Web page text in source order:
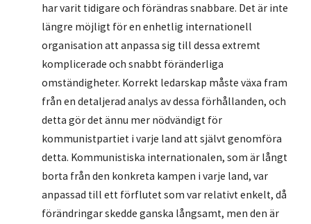
har varit tidigare och förändras snabbare. Det är inte
längre möjligt för en enhetlig internationell
organisation att anpassa sig till dessa extremt
komplicerade och snabbt föränderliga
omständigheter. Korrekt ledarskap måste växa fram
från en detaljerad analys av dessa förhållanden, och
detta gör det ännu mer nödvändigt för
kommunistpartiet i varje land att självt genomföra
detta. Kommunistiska internationalen, som är långt
borta från den konkreta kampen i varje land, var
anpassad till ett förflutet som var relativt enkelt, då
förändringar skedde ganska långsamt, men den är